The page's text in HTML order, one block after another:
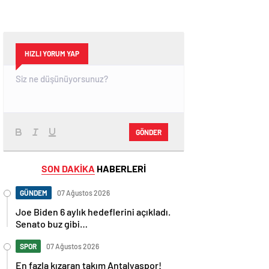
HIZLI YORUM YAP
GÖNDER
SON DAKİKA HABERLERİ
GÜNDEM 07 Ağustos 2026
Joe Biden 6 aylık hedeflerini açıkladı.
Senato buz gibi…
SPOR 07 Ağustos 2026
En fazla kızaran takım Antalyaspor!